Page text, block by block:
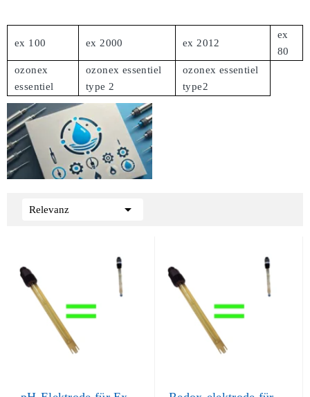
ex 100 ex 2000 ex 2012
ex
80
ozonex
essentiel
ozonex essentiel
type 2
ozonex essentiel
type2
Relevanz 